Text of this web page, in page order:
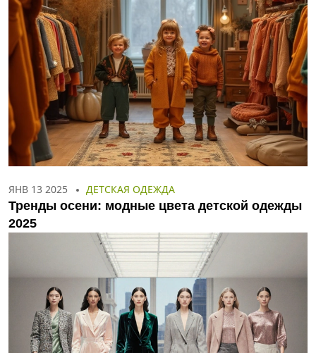
ЯНВ 13 2025 ДЕТСКАЯ ОДЕЖДА
Тренды осени: модные цвета детской одежды
2025